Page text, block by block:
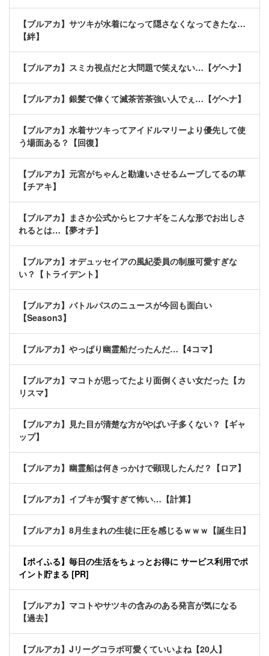
【ブルアカ】サツキが水着になって隠さなくなってきたな…
【絆】
【ブルアカ】スミカ視点だと大問題で笑えない…【ゲヘナ】
【ブルアカ】銀髪で偉くて滅茶苦茶強い人でぇ…【ゲヘナ】
【ブルアカ】水着サツキってアイドルマリーより優先して使
う場面ある？【回復】
【ブルアカ】元宮がちゃんと勘違いさせるムーブしてるの草
【チアキ】
【ブルアカ】まさか公式からヒフナギをこんな形でお出しさ
れるとは…【夢オチ】
【ブルアカ】オデュッセイアの風紀委員の制服可愛すぎな
い？【トライデント】
【ブルアカ】バトルパスのニュースが今回も面白い
【Season3】
【ブルアカ】やっぱり幽霊船だったんだ…【4コマ】
【ブルアカ】マコトが思ってたより面倒くさい女だった【カ
リスマ】
【ブルアカ】見た目が清楚な方がやばい子多くない？【ギャ
ップ】
【ブルアカ】幽霊船は何きっかけで顕現したんだ？【ロア】
【ブルアカ】イブキが賢すぎて怖い…【計算】
【ブルアカ】8月生まれの生徒に圧を感じるｗｗｗ【誕生日】
【ポイふる】毎日の生活をちょっとお得に サービス利用でポ
イント貯まる [PR]
【ブルアカ】マコトやサツキの含みのある発言が気になる
【過去】
【ブルアカ】Jリーグコラボ可愛くていいよね【20人】